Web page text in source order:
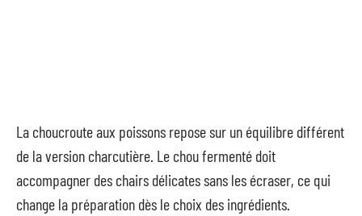
La choucroute aux poissons repose sur un équilibre différent
de la version charcutière. Le chou fermenté doit
accompagner des chairs délicates sans les écraser, ce qui
change la préparation dès le choix des ingrédients.